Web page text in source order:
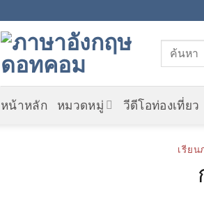
หน้าหลัก หมวดหมู่ วีดีโอท่องเที่ยว
เรียน